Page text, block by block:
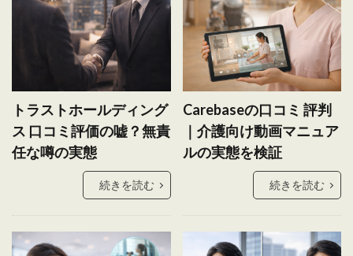
トラストホールディング
ス 口コミ評価の嘘？無責
任な噂の実態
続きを読む
Carebaseの口コミ 評判
｜介護向け動画マニュア
ルの実態を検証
続きを読む